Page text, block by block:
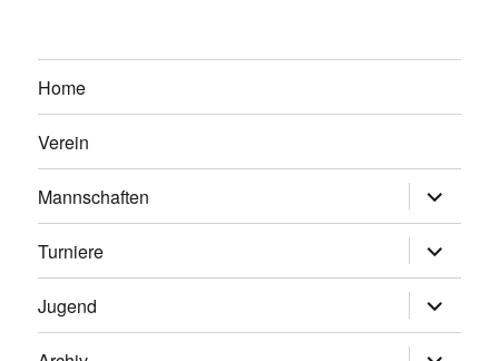
Home
Verein
Mannschaften
anzeigen
Turniere
anzeigen
Jugend
anzeigen